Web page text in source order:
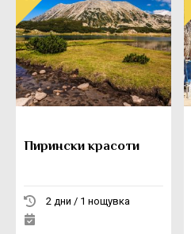
Пирински красоти
2 дни / 1 нощувка